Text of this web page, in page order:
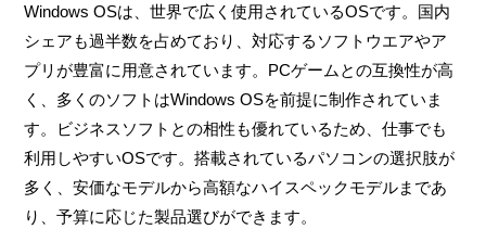
Windows OSは、世界で広く使用されているOSです。国内
シェアも過半数を占めており、対応するソフトウエアやア
プリが豊富に用意されています。PCゲームとの互換性が高
く、多くのソフトはWindows OSを前提に制作されていま
す。ビジネスソフトとの相性も優れているため、仕事でも
利用しやすいOSです。搭載されているパソコンの選択肢が
多く、安価なモデルから高額なハイスペックモデルまであ
り、予算に応じた製品選びができます。